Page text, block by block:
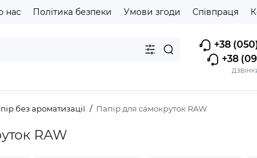
нас Політика безпеки Умови згоди Співпраця
+38
+38
без ароматизації Папір для самокруток RAW
RAW